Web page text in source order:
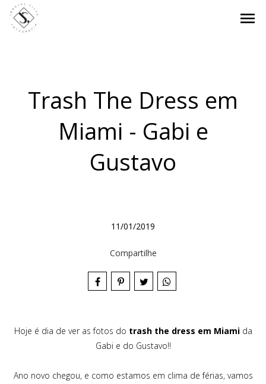
menu
Trash The Dress em
Miami - Gabi e
Gustavo
11/01/2019
Compartilhe
Hoje é dia de ver as fotos do trash the dress em Miamida
Gabi e do Gustavo!!
Ano novo chegou, e como estamos em clima de férias, vamos